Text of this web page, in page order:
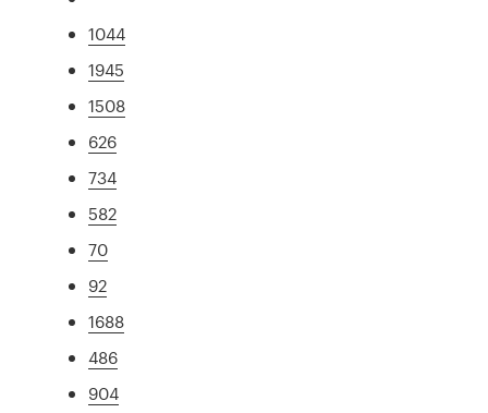
1044
1945
1508
626
734
582
70
92
1688
486
904